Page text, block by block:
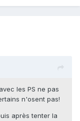
les PS ne pas
n'osent pas!
après tenter la